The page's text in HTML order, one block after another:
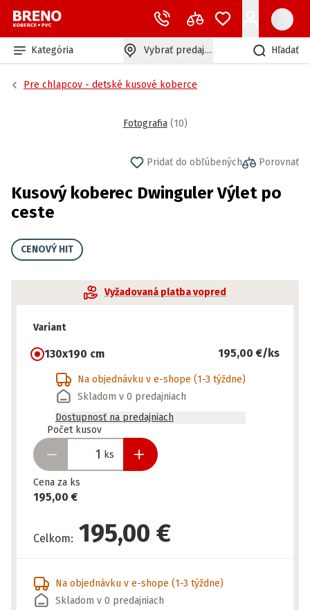
Kategória Vybrať predajňu Hľadať
Pre chlapcov - detské kusové koberce
Fotografia (10)
Pridať do obľúbených Porovnať
Kusový koberec Dwinguler Výlet po
ceste
CENOVÝ HIT
Vyžadovaná platba vopred
Variant
130x190 cm 195,00 €/ks
Na objednávku v e-shope (1-3 týždne)
Skladom v 0 predajniach
Dostupnosť na predajniach
Počet kusov
ks
Pripravené
Cena za ks
195,00 €
Celkom: 195,00 €
Na objednávku v e-shope (1-3 týždne)
Skladom v 0 predajniach